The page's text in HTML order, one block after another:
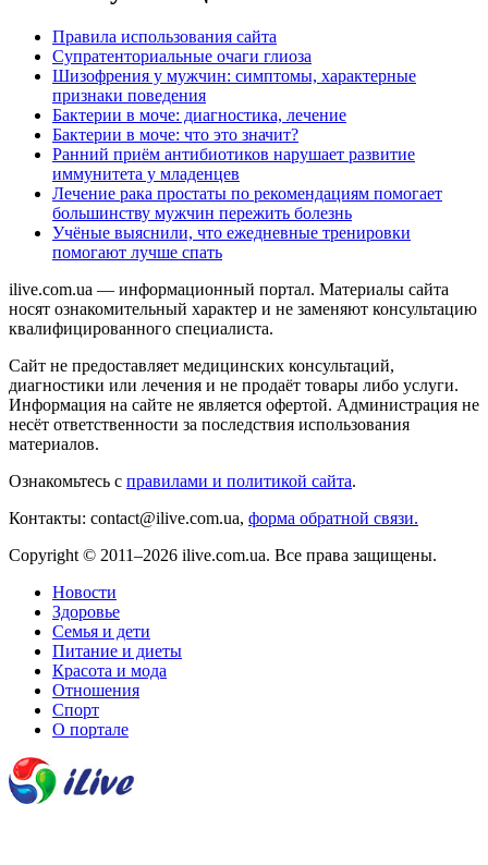
Правила использования сайта
Супратенториальные очаги глиоза
Шизофрения у мужчин: симптомы, характерные
признаки поведения
Бактерии в моче: диагностика, лечение
Бактерии в моче: что это значит?
Ранний приём антибиотиков нарушает развитие
иммунитета у младенцев
Лечение рака простаты по рекомендациям помогает
большинству мужчин пережить болезнь
Учёные выяснили, что ежедневные тренировки
помогают лучше спать
ilive.com.ua — информационный портал. Материалы сайта
носят ознакомительный характер и не заменяют консультацию
квалифицированного специалиста.
Сайт не предоставляет медицинских консультаций,
диагностики или лечения и не продаёт товары либо услуги.
Информация на сайте не является офертой. Администрация не
несёт ответственности за последствия использования
материалов.
Ознакомьтесь с правилами и политикой сайта.
Контакты: contact@ilive.com.ua, форма обратной связи.
Copyright © 2011–2026 ilive.com.ua. Все права защищены.
Новости
Здоровье
Семья и дети
Питание и диеты
Красота и мода
Отношения
Спорт
О портале